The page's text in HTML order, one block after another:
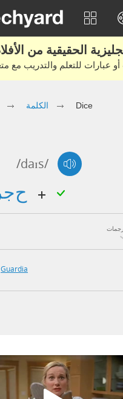
الكلمة Dice
/daɪs/
Guardia